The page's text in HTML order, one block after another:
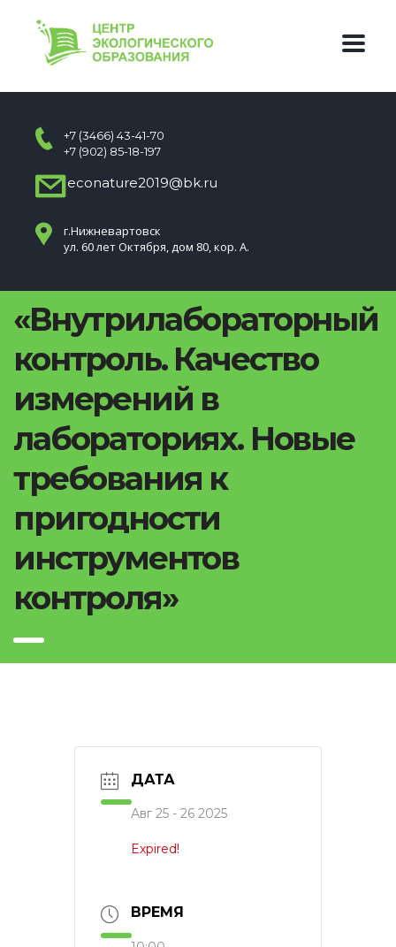
+7 (3466) 43-41-70
+7 (902) 85-18-197
econature2019@bk.ru
г.Нижневартовск
ул. 60 лет Октября, дом 80, кор. А.
«Внутрилабораторный
контроль. Качество
измерений в
лабораториях. Новые
требования к
пригодности
инструментов
контроля»
ДАТА
Авг 25 - 26 2025
Expired!
ВРЕМЯ